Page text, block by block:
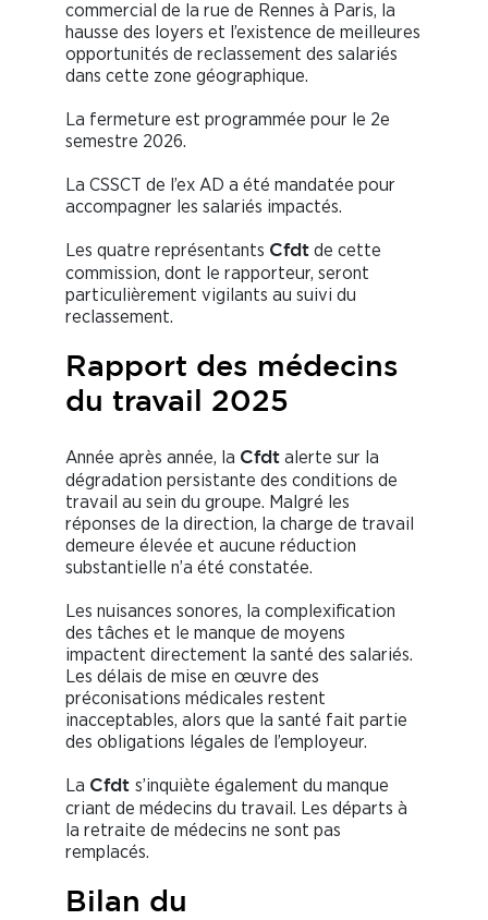
commercial de la rue de Rennes à Paris, la
hausse des loyers et l’existence de meilleures
opportunités de reclassement des salariés
dans cette zone géographique.
La fermeture est programmée pour le 2e
semestre 2026.
La CSSCT de l’ex AD a été mandatée pour
accompagner les salariés impactés.
Les quatre représentants Cfdt de cette
commission, dont le rapporteur, seront
particulièrement vigilants au suivi du
reclassement.
Rapport des médecins
du travail 2025
Année après année, la Cfdt alerte sur la
dégradation persistante des conditions de
travail au sein du groupe. Malgré les
réponses de la direction, la charge de travail
demeure élevée et aucune réduction
substantielle n’a été constatée.
Les nuisances sonores, la complexification
des tâches et le manque de moyens
impactent directement la santé des salariés.
Les délais de mise en œuvre des
préconisations médicales restent
inacceptables, alors que la santé fait partie
des obligations légales de l’employeur.
La Cfdt s’inquiète également du manque
criant de médecins du travail. Les départs à
la retraite de médecins ne sont pas
remplacés.
Bilan du